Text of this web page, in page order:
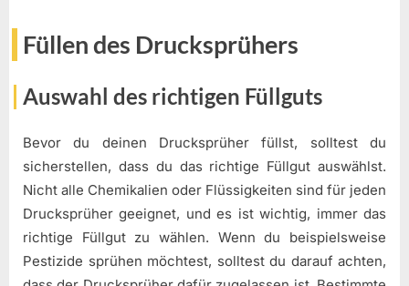
Füllen des Drucksprühers
Auswahl des richtigen Füllguts
Bevor du deinen Drucksprüher füllst, solltest du
sicherstellen, dass du das richtige Füllgut auswählst.
Nicht alle Chemikalien oder Flüssigkeiten sind für jeden
Drucksprüher geeignet, und es ist wichtig, immer das
richtige Füllgut zu wählen. Wenn du beispielsweise
Pestizide sprühen möchtest, solltest du darauf achten,